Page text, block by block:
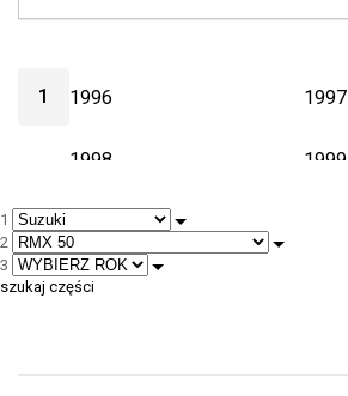
1
2
3
szukaj części
1 1996 1997
1998 1999
2 2000